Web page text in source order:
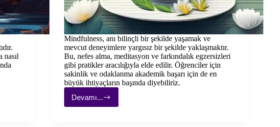
nasıl
Mindfulness, anı bilinçli bir şekilde yaşamak ve
mevcut deneyimlere yargısız bir şekilde yaklaşmaktır.
Bu, nefes alma, meditasyon ve farkındalık egzersizleri
gibi pratikler aracılığıyla elde edilir. Öğrenciler için
sakinlik ve odaklanma akademik başarı için de en
büyük ihtiyaçların başında diyebiliriz.
Devamı...Öğrenciler
için